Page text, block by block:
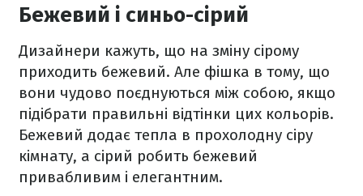
Бежевий і синьо-сірий
Дизайнери кажуть, що на зміну сірому
приходить бежевий. Але фішка в тому, що
вони чудово поєднуються між собою, якщо
підібрати правильні відтінки цих кольорів.
Бежевий додає тепла в прохолодну сіру
кімнату, а сірий робить бежевий
привабливим і елегантним.